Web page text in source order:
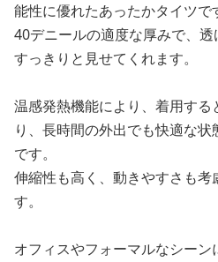
能性に優れたあったかタイツで
40デニールの適度な厚みで、
すっきりと見せてくれます。
温感発熱機能により、着用す
り、長時間の外出でも快適な
です。
伸縮性も高く、動きやすさも考
す。
オフィスやフォーマルなシー